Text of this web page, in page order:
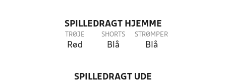
SPILLEDRAGT HJEMME
TRØJE
Rød
SHORTS
Blå
STRØMPER
Blå
SPILLEDRAGT UDE